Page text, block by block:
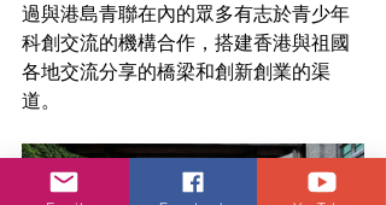
過與港島青聯在內的眾多有志於青少年
科創交流的機構合作，搭建香港與祖國
各地交流分享的橋梁和創新創業的渠
道。